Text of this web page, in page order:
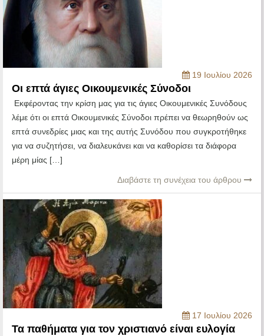
19 Ιουλίου 2026
Οι επτά άγιες Οικουμενικές Σύνοδοι
Εκφέροντας την κρίση μας για τις άγιες Οικουμενικές Συνόδους
λέμε ότι οι επτά Οικουμενικές Σύνοδοι πρέπει να θεωρηθούν ως
επτά συνεδρίες μιας και της αυτής Συνόδου που συγκροτήθηκε
για να συζητήσει, να διαλευκάνει και να καθορίσει τα διάφορα
μέρη μίας […]
Διαβάστε τη συνέχεια του άρθρου
17 Ιουλίου 2026
Τα παθήματα για τον χριστιανό είναι ευλογία